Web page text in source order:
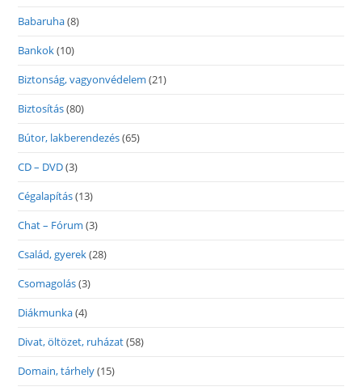
Babaruha(8)
Bankok(10)
Biztonság, vagyonvédelem (21)
Biztosítás(80)
Bútor, lakberendezés(65)
CD – DVD(3)
Cégalapítás(13)
Chat – Fórum (3)
Család, gyerek(28)
Csomagolás(3)
Diákmunka(4)
Divat, öltözet, ruházat(58)
Domain, tárhely(15)